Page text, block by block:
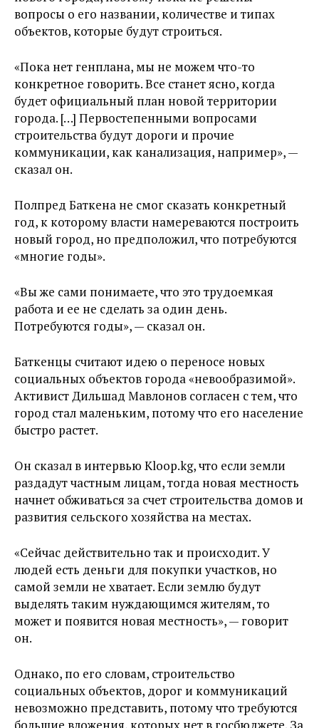
вопросы о его названии, количестве и типах
объектов, которые будут строиться.
«Пока нет генплана, мы не можем что-то
конкретное говорить. Все станет ясно, когда
будет официальный план новой территории
города. […] Первостепенными вопросами
строительства будут дороги и прочие
коммуникации, как канализация, например», —
сказал он.
Полпред Баткена не смог сказать конкретный
год, к которому власти намереваются построить
новый город, но предположил, что потребуются
«многие годы».
«Вы же сами понимаете, что это трудоемкая
работа и ее не сделать за один день.
Потребуются годы», — сказал он.
Баткенцы считают идею о переносе новых
социальных объектов города «невообразимой».
Активист Дильшад Мавлонов согласен с тем, что
город стал маленьким, потому что его население
быстро растет.
Он сказал в интервью Kloop.kg, что если земли
раздадут частным лицам, тогда новая местность
начнет обживаться за счет строительства домов и
развития сельского хозяйства на местах.
«Сейчас действительно так и происходит. У
людей есть деньги для покупки участков, но
самой земли не хватает. Если землю будут
выделять таким нуждающимся жителям, то
может и появится новая местность», — говорит
он.
Однако, по его словам, строительство
социальных объектов, дорог и коммуникаций
невозможно представить, потому что требуются